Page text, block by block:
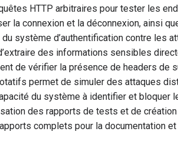
HTTP arbitraires pour tester les
la connexion et la déconnexion,
système d’authentification contre les
des informations sensibles
de vérifier la présence de headers
permet de simuler des attaques
du système à identifier et bloquer
des rapports de tests et de
complets pour la documentation et